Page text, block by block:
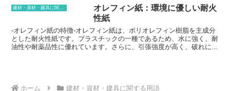
可能で、世界にひとつだけのオリジナル空間を演出することができま
す。
らかに動作するように設計されています。レールは、引き出しの側面
に取り付けられた金属製の棒で、スライドは、引き出しの底に取り付
けられた金属製の板です。引き出しを開閉すると、レールとスライド
が滑り合い、引き出しがスムーズに動作します。ドロワーの種類は、
大きく分けて、スライド式とローラー式の2種類があります。スライ
ド式は、レールとスライドによって引き出しを開閉する仕組みで、ロ
き出しを開けることで、簡単に収納物を出し入れすることができ、家
オレフィン紙：環境に優しい耐火
性紙
-オレフィン紙の特徴-オレフィン紙は、ポリオレフィン樹脂を主成分
とした耐火性紙です。プラスチックの一種であるため、水に強く、耐
油性や耐薬品性に優れています。さらに、引張強度が高く、破れにく
ら、食品包装材料としても使用されることがあります。食品を湿気や
ホーム 建材・資材・建具に関する用語